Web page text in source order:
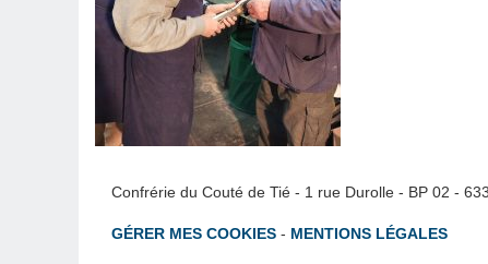
Confrérie du Couté de Tié - 1 rue Durolle - BP 02 -
GÉRER MES COOKIES - MENTIONS LÉGALES